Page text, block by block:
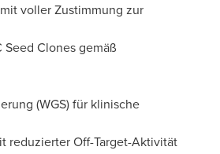
voller Zustimmung zur
Clones gemäß
(WGS) für klinische
reduzierter Off-Target-Aktivität